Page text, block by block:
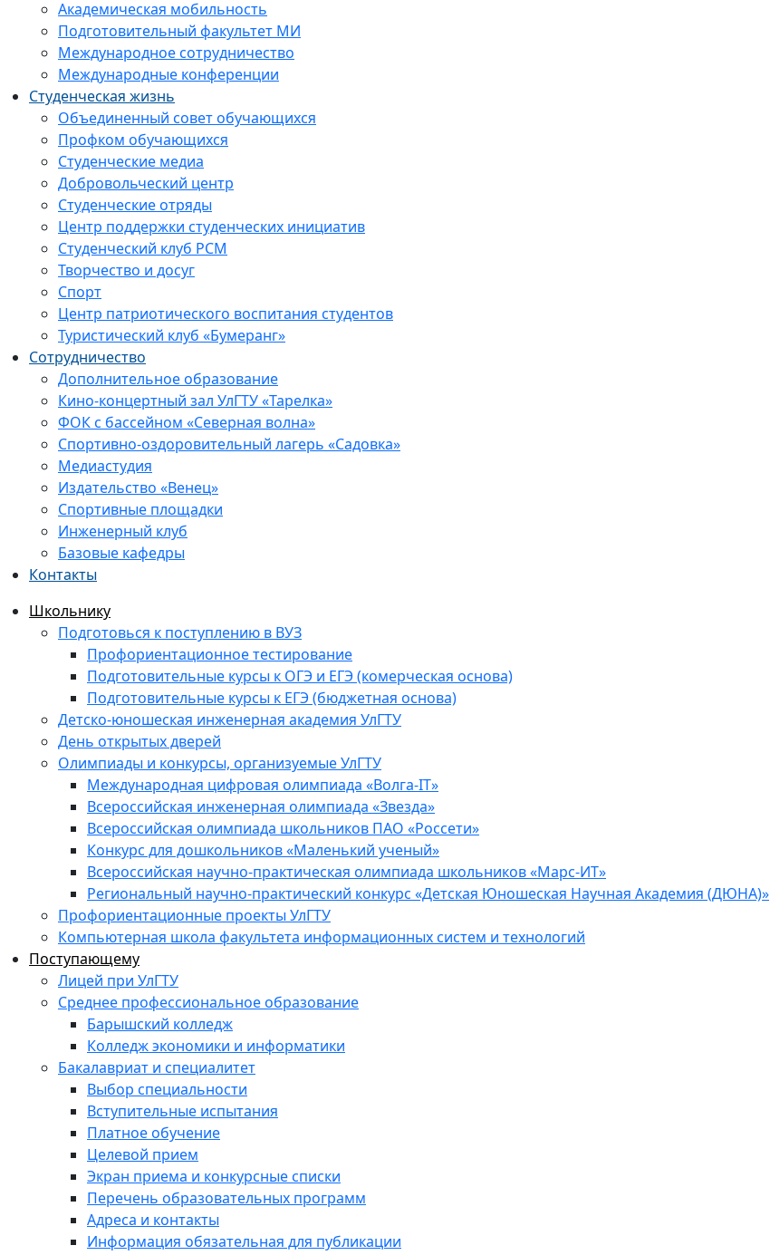
Академическая мобильность
Подготовительный факультет МИ
Международное сотрудничество
Международные конференции
Студенческая жизнь
Объединенный совет обучающихся
Профком обучающихся
Студенческие медиа
Добровольческий центр
Студенческие отряды
Центр поддержки студенческих инициатив
Студенческий клуб РСМ
Творчество и досуг
Спорт
Центр патриотического воспитания студентов
Туристический клуб «Бумеранг»
Сотрудничество
Дополнительное образование
Кино-концертный зал УлГТУ «Тарелка»
ФОК с бассейном «Северная волна»
Спортивно-оздоровительный лагерь «Садовка»
Медиастудия
Издательство «Венец»
Спортивные площадки
Инженерный клуб
Базовые кафедры
Контакты
Школьнику
Подготовься к поступлению в ВУЗ
Профориентационное тестирование
Подготовительные курсы к ОГЭ и ЕГЭ (комерческая основа)
Подготовительные курсы к ЕГЭ (бюджетная основа)
Детско-юношеская инженерная академия УлГТУ
День открытых дверей
Олимпиады и конкурсы, организуемые УлГТУ
Международная цифровая олимпиада «Волга-IT»
Всероссийская инженерная олимпиада «Звезда»
Всероссийская олимпиада школьников ПАО «Россети»
Конкурс для дошкольников «Маленький ученый»
Всероссийская научно-практическая олимпиада школьников «Марс-ИТ»
Региональный научно-практический конкурс «Детская Юношеская Научная Академия (ДЮНА)»
Профориентационные проекты УлГТУ
Компьютерная школа факультета информационных систем и технологий
Поступающему
Лицей при УлГТУ
Среднее профессиональное образование
Барышский колледж
Колледж экономики и информатики
Бакалавриат и специалитет
Выбор специальности
Вступительные испытания
Платное обучение
Целевой прием
Экран приема и конкурсные списки
Перечень образовательных программ
Адреса и контакты
Информация обязательная для публикации